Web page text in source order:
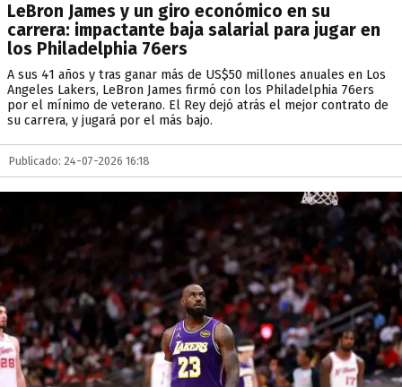
LeBron James y un giro económico en su
carrera: impactante baja salarial para jugar en
los Philadelphia 76ers
A sus 41 años y tras ganar más de US$50 millones anuales en Los
Angeles Lakers, LeBron James firmó con los Philadelphia 76ers
por el mínimo de veterano. El Rey dejó atrás el mejor contrato de
su carrera, y jugará por el más bajo.
Publicado: 24-07-2026 16:18